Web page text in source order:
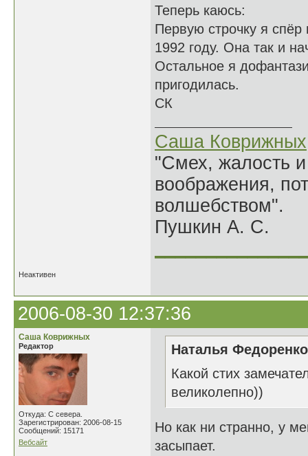
Теперь каюсь:
Первую строчку я
1992 году. Она так и
Остальное я
пригодилась.
СК
Саша Коврижных
"Смех, жалость
воображения,
волшебством".
Пушкин А. С.
Неактивен
2006-08-30 12:37:36
Саша Коврижных
Редактор
Откуда: С севера.
Зарегистрирован: 2006-08-15
Сообщений: 15171
Вебсайт
Наталья
Какой стих
великолепно))
Но как ни странно, у
засыпает.